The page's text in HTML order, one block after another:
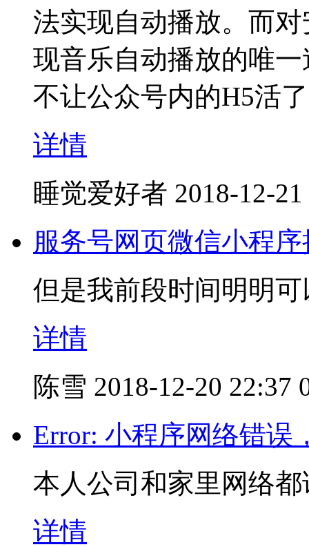
法实现自动播放。而
现音乐自动播放的唯
不让公众号内的H5活
详情
睡觉爱好者 2018-12-
服务号网页微信小程
但是我前段时间明明
详情
陈雪 2018-12-20 22:37
Error: 小程序网络错误
本人公司和家里网络
详情